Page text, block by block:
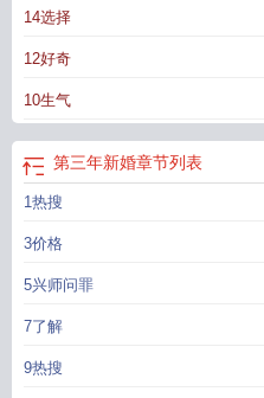
14选择
12好奇
10生气
第三年新婚章节列表
1热搜
3价格
5兴师问罪
7了解
9热搜